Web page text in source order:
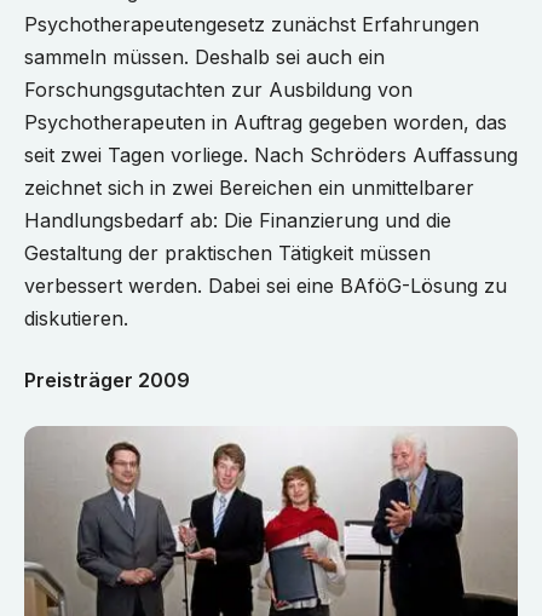
Psychotherapeutengesetz zunächst Erfahrungen
sammeln müssen. Deshalb sei auch ein
Forschungsgutachten zur Ausbildung von
Psychotherapeuten in Auftrag gegeben worden, das
seit zwei Tagen vorliege. Nach Schröders Auffassung
zeichnet sich in zwei Bereichen ein unmittelbarer
Handlungsbedarf ab: Die Finanzierung und die
Gestaltung der praktischen Tätigkeit müssen
verbessert werden. Dabei sei eine BAföG-Lösung zu
diskutieren.
Preisträger 2009